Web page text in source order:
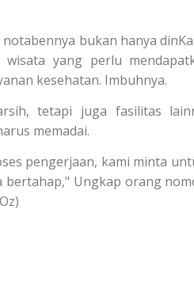
bukan hanya
yang perlu
kesehatan. Imbuhnya.
tetapi juga fasilitas
memadai.
pengerjaan, kami minta
Ungkap orang